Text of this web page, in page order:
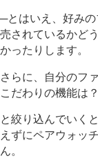
─とはいえ、好み
売されているかど
かったりします。
さらに、自分のフ
こだわりの機能は
と絞り込んでいく
えずにペアウォッ
ん。